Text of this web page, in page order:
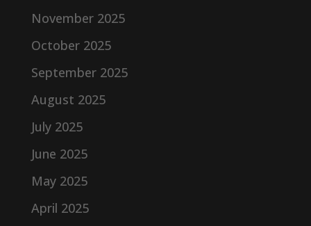
November 2025
October 2025
September 2025
August 2025
July 2025
June 2025
May 2025
April 2025